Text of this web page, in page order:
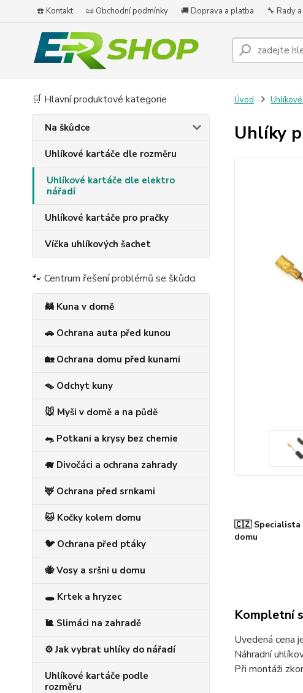
☎️ Kontakt 📜 Obchodní podmínky 🚚 Doprava a platba 🔧 Rady
🛒 Hlavní produktové kategorie
Na škůdce
Uhlíkové kartáče dle rozměru
Uhlíkové kartáče dle elektro
nářadí
Uhlíkové kartáče pro pračky
Víčka uhlíkových šachet
🐾 Centrum řešení problémů se škůdci
🦝 Kuna v domě
🚗 Ochrana auta před kunou
🏡 Ochrana domu před kunami
🪤 Odchyt kuny
🐭 Myši v domě a na půdě
🐀 Potkani a krysy bez chemie
🐗 Divočáci a ochrana zahrady
🦌 Ochrana před srnkami
🐱 Kočky kolem domu
🐦 Ochrana před ptáky
🐝 Vosy a sršni u domu
🕳️ Krtek a hryzec
🐌 Slimáci na zahradě
⚙️ Jak vybrat uhlíky do nářadí
Uhlíkové kartáče podle
rozměru
Úvod
Uhlíky
🇨🇿 Specialista
domu
Kompletní
Uvedená cena
Náhradní
Při montáži